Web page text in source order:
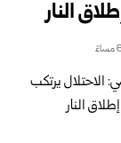
النار